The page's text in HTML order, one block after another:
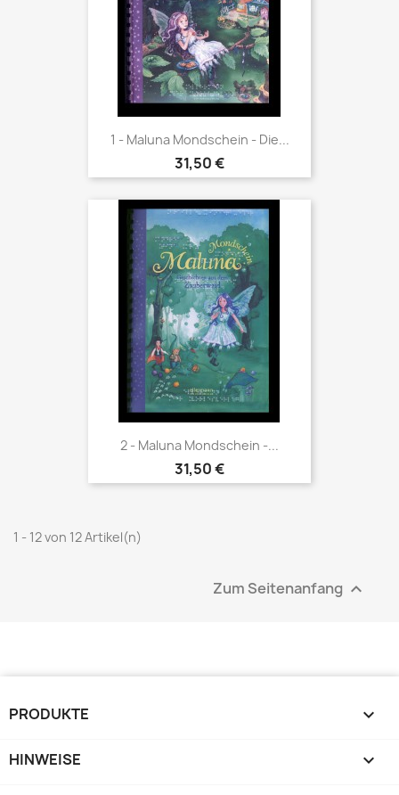
1 - Maluna Mondschein - Die...
31,50 €
2 - Maluna Mondschein -...
31,50 €
1 - 12 von 12 Artikel(n)
Zum Seitenanfang 
PRODUKTE 
HINWEISE 